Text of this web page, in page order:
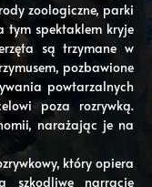
zoologiczne, parki
tym spektaklem kryje
są trzymane w
pozbawione
powtarzalnych
poza rozrywką.
narażając je na
który opiera
szkodliwe narracje